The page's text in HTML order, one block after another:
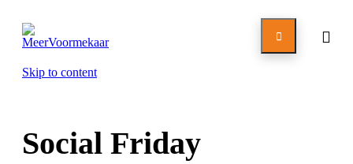

Skip to content
Social Friday